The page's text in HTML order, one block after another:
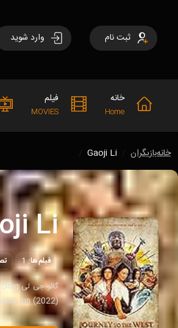
ثبت نام وارد شوید
خانه
Home
فیلم
MOVIES
خانهبازیگران Gaoji Li
Li
فیلم‌ها:1
jun (2022) شناخته شده است.